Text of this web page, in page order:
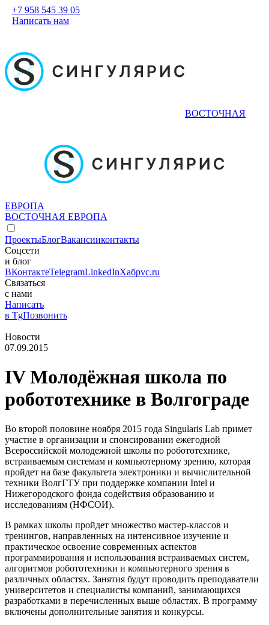
+7 958 545 39 05
Написать нам
ВОСТОЧНАЯ
ЕВРОПА
ВОСТОЧНАЯ ЕВРОПА
ПроектыБлогВакансииконтакты
Соцсети
и блог
ВКонтактеTelegramLinkedInХабрvc.ru
Связаться
с нами
Написать
в TgПозвонить
Новости
07.09.2015
IV Молодёжная школа по
робототехнике в Волгограде
Во второй половине ноября 2015 года Singularis Lab примет
участие в организации и спонсировании ежегодной
Всероссийской молодежной школы по робототехнике,
встраиваемым системам и компьютерному зрению, которая
пройдет на базе факультета электроники и вычислительной
техники ВолгГТУ при поддержке компании Intel и
Нижегородского фонда содействия образованию и
исследованиям (НФСОИ).
В рамках школы пройдет множество мастер-классов и
тренингов, направленных на интенсивное изучение и
практическое освоение современных аспектов
программирования и использования встраиваемых систем,
алгоритмов робототехники и компьютерного зрения в
различных областях. Занятия будут проводить преподаватели
университетов и специалисты компаний, занимающихся
разработками в перечисленных выше областях. В программу
включены дополнительные занятия и конкурсы.